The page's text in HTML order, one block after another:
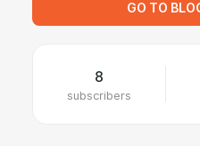
GO TO
8
subscribers